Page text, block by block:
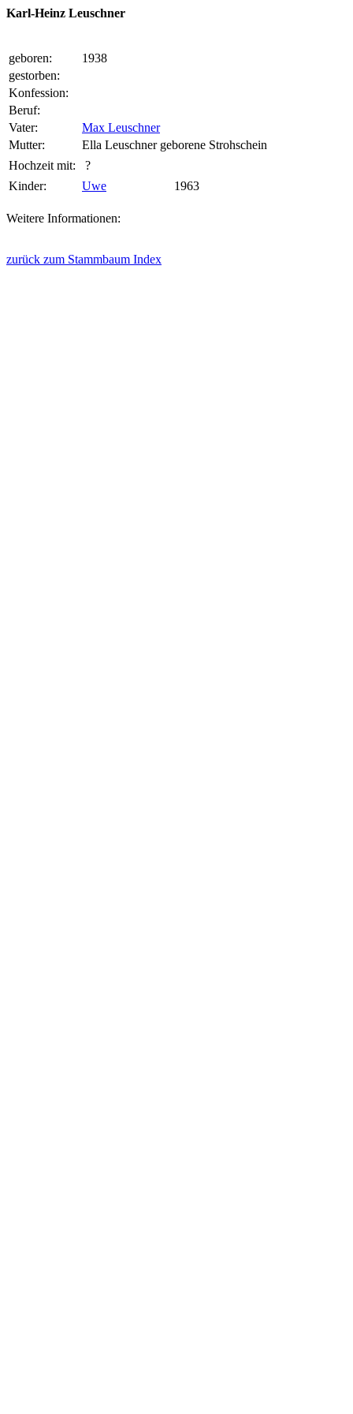
Karl-Heinz Leuschner
geboren:
1938
gestorben:
Konfession:
Beruf:
Vater:
Max Leuschner
Mutter:
Ella Leuschner geborene Strohschein
Hochzeit mit:
?
Kinder:
Uwe 1963
Weitere Informationen:
zurück zum Stammbaum Index